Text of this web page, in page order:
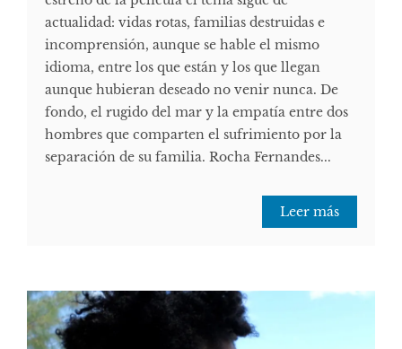
actualidad: vidas rotas, familias destruidas e
incomprensión, aunque se hable el mismo
idioma, entre los que están y los que llegan
aunque hubieran deseado no venir nunca. De
fondo, el rugido del mar y la empatía entre dos
hombres que comparten el sufrimiento por la
separación de su familia. Rocha Fernandes...
Leer más